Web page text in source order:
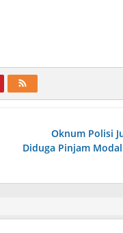
Oknum Polisi
Diduga Pinjam